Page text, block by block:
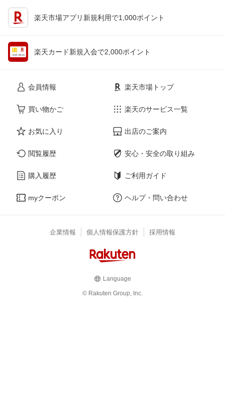
楽天市場アプリ新規利用で1,000ポイント
楽天カード新規入会で2,000ポイント
会員情報
買い物かご
お気に入り
閲覧履歴
購入履歴
myクーポン
楽天市場トップ
楽天のサービス一覧
出店のご案内
安心・安全の取り組み
ご利用ガイド
ヘルプ・問い合わせ
企業情報 個人情報保護方針 採用情報
Language
© Rakuten Group, Inc.